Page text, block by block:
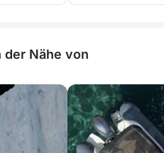
der Nähe von